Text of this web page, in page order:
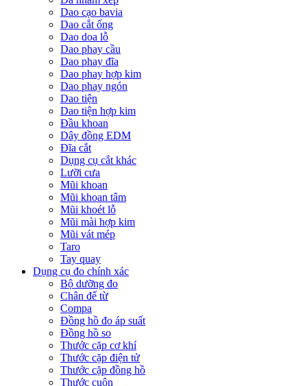
Dao cạo bavia
Dao cắt ống
Dao doa lỗ
Dao phay cầu
Dao phay đĩa
Dao phay hợp kim
Dao phay ngón
Dao tiện
Dao tiện hợp kim
Đầu khoan
Dây đồng EDM
Đĩa cắt
Dụng cụ cắt khác
Lưỡi cưa
Mũi khoan
Mũi khoan tâm
Mũi khoét lỗ
Mũi mài hợp kim
Mũi vát mép
Taro
Tay quay
Dụng cụ đo chính xác
Bộ dưỡng đo
Chân đế từ
Compa
Đồng hồ đo áp suất
Đồng hồ so
Thước cặp cơ khí
Thước cặp điện tử
Thước cặp đồng hồ
Thước cuộn